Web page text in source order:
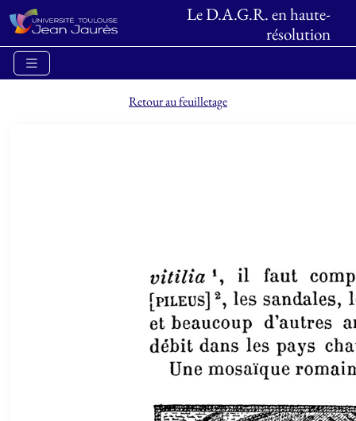
Le D.A.G.R. en haute-
résolution
Retour au feuilletage